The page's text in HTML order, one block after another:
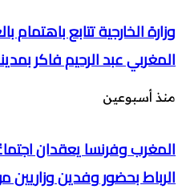
وزارة الخارجية تتابع
المغربي عبد الرحيم فاكر
منذ أسبوعين
المغرب وفرنسا يعقدان
الرباط بحضور وفدين